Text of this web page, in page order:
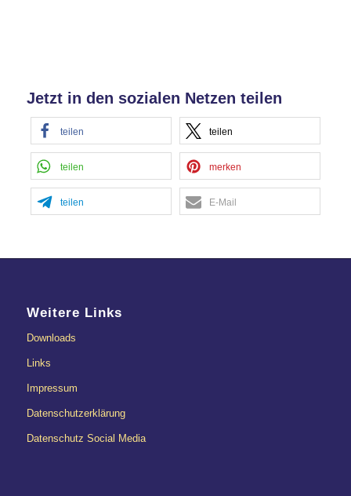
Jetzt in den sozialen Netzen teilen
teilen teilen
teilen merken
teilen E-Mail
Weitere Links
Downloads
Links
Impressum
Datenschutzerklärung
Datenschutz Social Media